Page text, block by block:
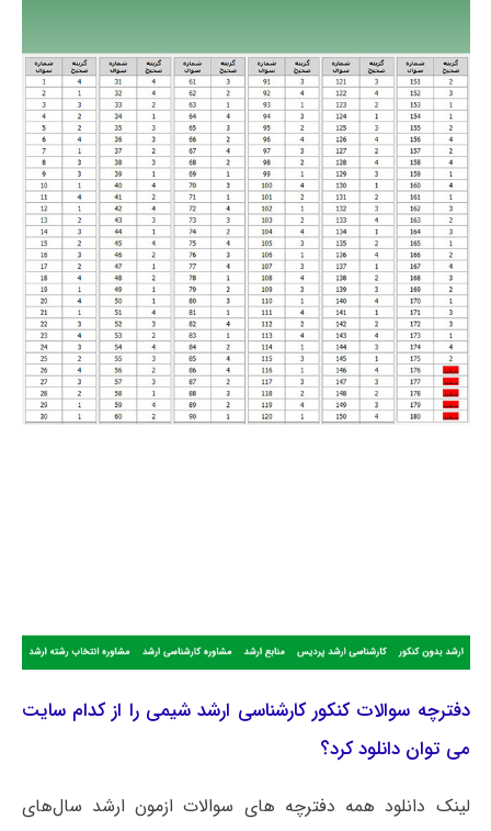
دفترچه سوالات کنکور کارشناسی ارشد شیمی را از کدام سایت
می توان دانلود کرد؟
لینک دانلود همه دفترچه های سوالات ازمون ارشد سال‌های